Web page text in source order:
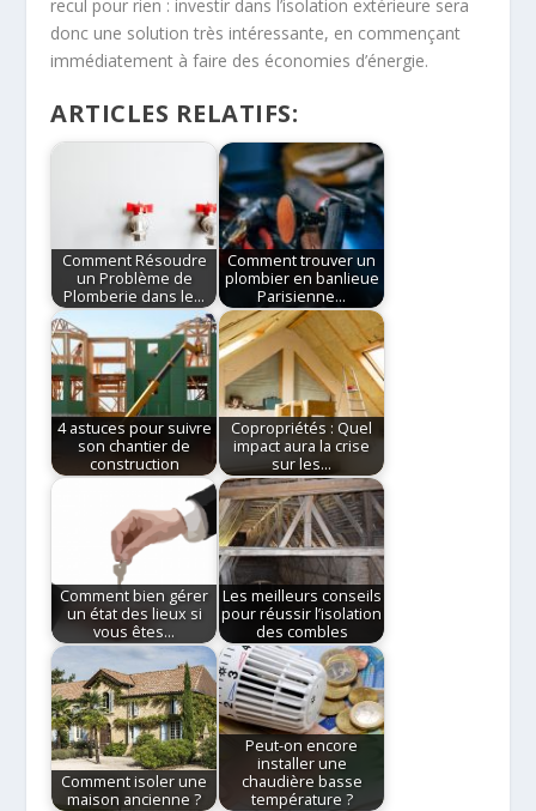
recul pour rien : investir dans l’isolation extérieure sera
donc une solution très intéressante, en commençant
immédiatement à faire des économies d’énergie.
ARTICLES RELATIFS:
Comment Résoudre
un Problème de
Plomberie dans le…
Comment trouver un
plombier en banlieue
Parisienne…
4 astuces pour suivre
son chantier de
construction
Copropriétés : Quel
impact aura la crise
sur les…
Comment bien gérer
un état des lieux si
vous êtes…
Les meilleurs conseils
pour réussir l’isolation
des combles
Comment isoler une
maison ancienne ?
Peut-on encore
installer une
chaudière basse
température ?